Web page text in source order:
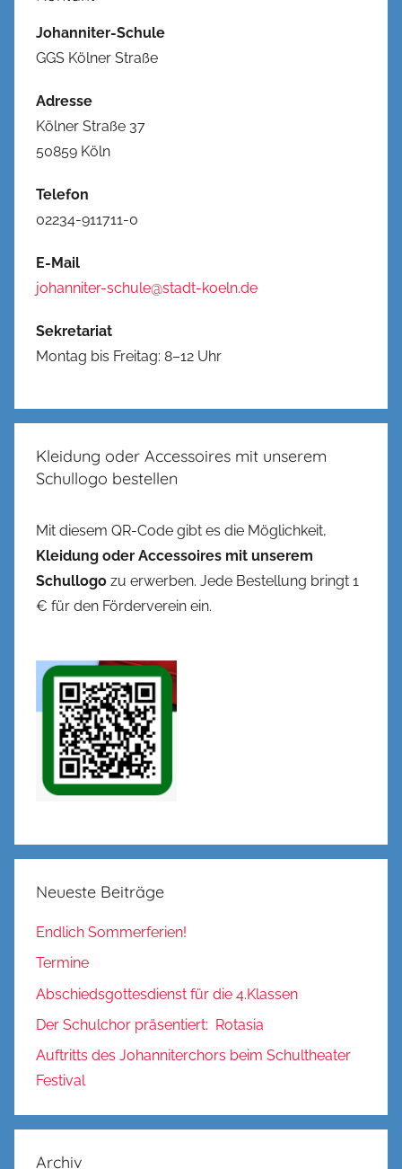
Johanniter-Schule
GGS Kölner Straße
Adresse
Kölner Straße 37
50859 Köln
Telefon
02234-911711-0
E-Mail
johanniter-schule@stadt-koeln.de
Sekretariat
Montag bis Freitag: 8–12 Uhr
Kleidung oder Accessoires mit unserem
Schullogo bestellen
Mit diesem QR-Code gibt es die Möglichkeit,
Kleidung oder Accessoires mit unserem
Schullogo zu erwerben. Jede Bestellung bringt 1
€ für den Förderverein ein.
Neueste Beiträge
Endlich Sommerferien!
Termine
Abschiedsgottesdienst für die 4.Klassen
Der Schulchor präsentiert: Rotasia
Auftritts des Johanniterchors beim Schultheater
Festival
Archiv